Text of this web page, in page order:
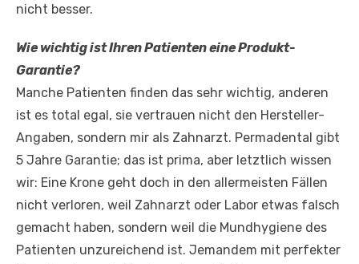
nicht besser.
Wie wichtig ist Ihren Patienten eine Produkt-
Garantie?
Manche Patienten finden das sehr wichtig, anderen
ist es total egal, sie vertrauen nicht den Hersteller-
Angaben, sondern mir als Zahnarzt. Permadental gibt
5 Jahre Garantie; das ist prima, aber letztlich wissen
wir: Eine Krone geht doch in den allermeisten Fällen
nicht verloren, weil Zahnarzt oder Labor etwas falsch
gemacht haben, sondern weil die Mundhygiene des
Patienten unzureichend ist. Jemandem mit perfekter